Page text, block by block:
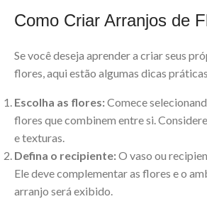
Como Criar Arranjos de
Se você deseja aprender a criar seus
flores, aqui estão algumas dicas
Escolha as flores:Comece
flores que combinem entre si.
e texturas.
Defina o recipiente:O vaso ou
Ele deve complementar as flores e o
arranjo será exibido.